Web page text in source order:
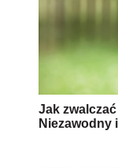
Jak
Niezawodny